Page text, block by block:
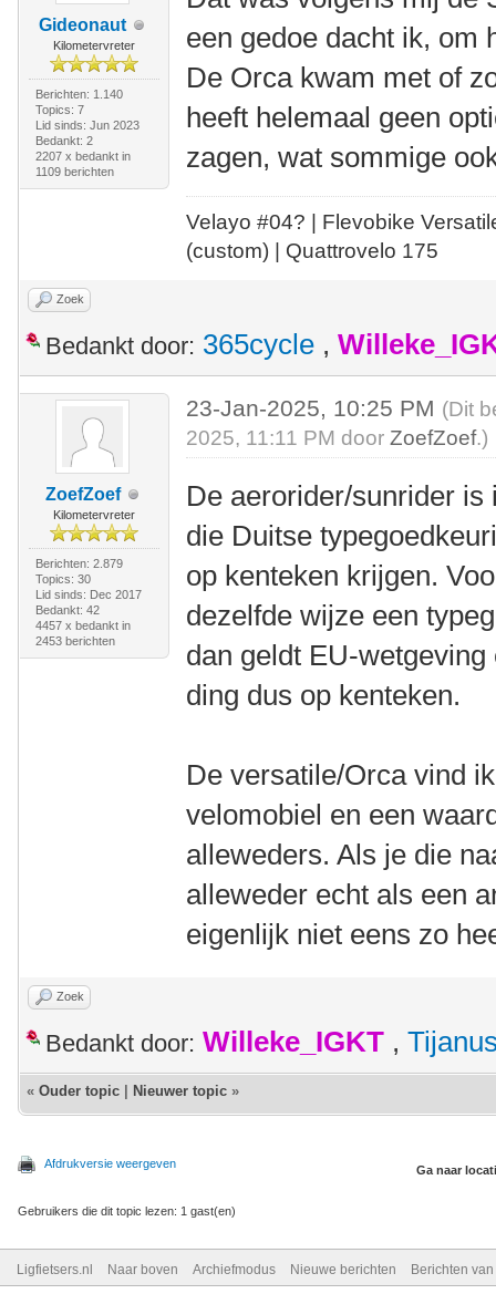
Gideonaut
Kilometervreter
Berichten: 1.140
Topics: 7
Lid sinds: Jun 2023
Bedankt: 2
2207 x bedankt in
1109 berichten
een gedoe dacht ik, om
De Orca kwam met of
heeft helemaal geen
zagen, wat sommige
Velayo #04? | Flevobike
(custom) | Quattrovelo 175
Zoek
Bedankt door: 365cycle ,
ZoefZoef
Kilometervreter
Berichten: 2.879
Topics: 30
Lid sinds: Dec 2017
Bedankt: 42
4457 x bedankt in
2453 berichten
23-Jan-2025, 10:25 PM (Dit
2025, 11:11 PM doorZoefZoef.)
De aerorider/sunrider
die Duitse
op kenteken krijgen.
dezelfde wijze een
dan geldt EU-
ding dus op kenteken.
De versatile/Orca vind
velomobiel en een
alleweders. Als je die
alleweder echt als een
eigenlijk niet eens zo
Zoek
Bedankt door: Willeke_IGKT ,
« Ouder topic Nieuwer topic »
Afdrukversie weergeven Ga naar
Gebruikers die dit topic lezen: 1 gast(en)
Ligfietsers.nl Naar boven Archiefmodus Nieuwe berichten Berichten